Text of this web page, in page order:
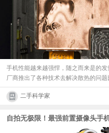
手机性能越来越强悍，随之而来是的
厂商推出了各种技术去解决散热的问
二手科学家
自拍无极限！最强前置摄像头手